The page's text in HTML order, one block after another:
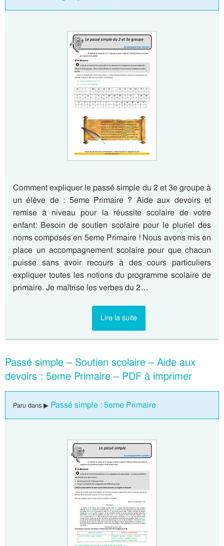
Comment expliquer le passé simple du 2 et 3e groupe à
un élève de : 5eme Primaire ? Aide aux devoirs et
remise à niveau pour la réussite scolaire de votre
enfant: Besoin de soutien scolaire pour le pluriel des
noms composés en 5eme Primaire ! Nous avons mis en
place un accompagnement scolaire pour que chacun
puisse sans avoir recours à des cours particuliers
expliquer toutes les notions du programme scolaire de
primaire. Je maîtrise les verbes du 2…
Lire la suite
Passé simple – Soutien scolaire – Aide aux
devoirs : 5eme Primaire – PDF à imprimer
Paru dans ▶ Passé simple : 5eme Primaire